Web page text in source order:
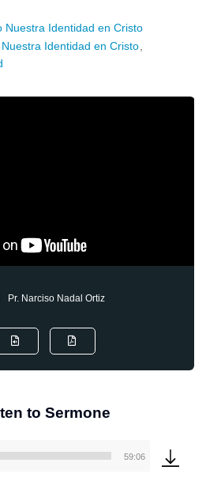
Nuestra Identidad en Cristo
Identidad en Cristo
Pr. Narciso Nadal Ortiz
to Sermone
Reproductor
59:06